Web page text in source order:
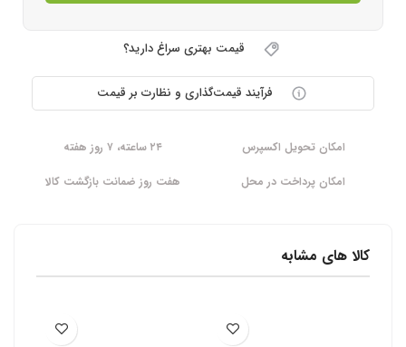
قیمت بهتری سراغ دارید؟
فرآیند قیمت‌گذاری و نظارت بر قیمت
امکان تحویل اکسپرس
۲۴ ساعته، ۷ روز هفته
امکان پرداخت در محل
هفت روز ضمانت بازگشت کالا
کالا های مشابه